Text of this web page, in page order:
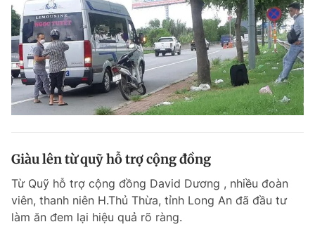
Giàu lên từ quỹ hỗ trợ cộng đồng
Từ Quỹ hỗ trợ cộng đồng David Dương , nhiều đoàn
viên, thanh niên H.Thủ Thừa, tỉnh Long An đã đầu tư
làm ăn đem lại hiệu quả rõ ràng.